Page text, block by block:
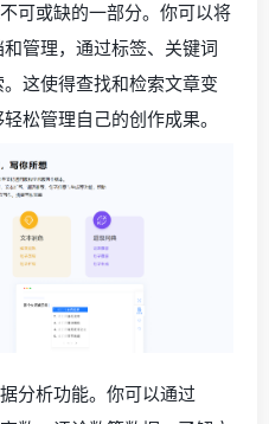
可或缺的一部分。你可以将
管理，通过标签、关键词
这使得查找和检索文章变
松管理自己的创作成果。
分析功能。你可以通过